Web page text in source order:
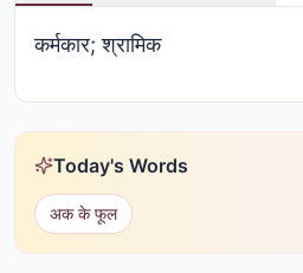
कर्मकार; श्रामिक
Today's Words
अक के फूल